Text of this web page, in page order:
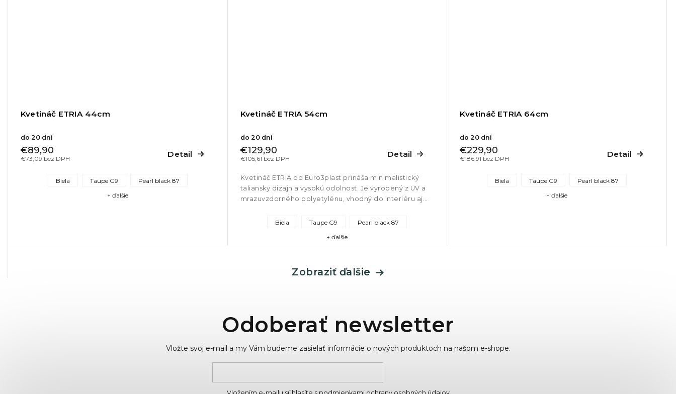
Kvetináč ETRIA 44cm
do 20 dní
€73,09 bez DPH
€89,90 Detail
Biela Taupe G9 Pearl black 87
+ ďalšie
Kvetináč ETRIA 54cm
do 20 dní
€105,61 bez DPH
€129,90 Detail
Kvetináč ETRIA od Euro3plast prináša minimalistický
taliansky dizajn a vysokú odolnosť. Je vyrobený z UV a
mrazuvzdorného polyetylénu, vhodný do interiéru aj
Biela
Taupe G9 Pearl black 87
+ ďalšie
Kvetináč ETRIA 64cm
do 20 dní
€186,91 bez DPH
€229,90 Detail
Biela Taupe G9 Pearl black 87
+ ďalšie
Zobraziť ďalšie
Odoberať newsletter
Vložte svoj e-mail a my Vám budeme zasielať informácie o nových produktoch na našom e-shope.